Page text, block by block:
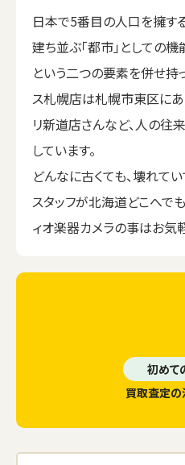
日本で5番目の人口を擁す
建ち並ぶ「都市」としての機
という二つの要素を併せ持
ス札幌店は札幌市東区に
リ新道店さんなど、人の
しています。
どんなに古くても、壊れて
スタッフが北海道どこへで
ィオ楽器カメラの事はお気
初めて
買取査定の